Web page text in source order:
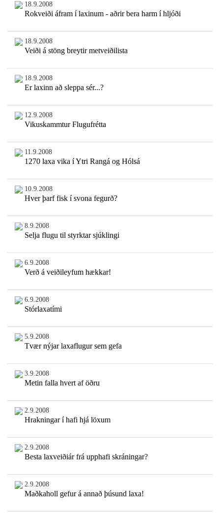
18.9.2008
Rokveiði áfram í laxinum - aðrir bera harm í hljóði
18.9.2008
Veiði á stöng breytir metveiðilista
18.9.2008
Er laxinn að sleppa sér...?
12.9.2008
Vikuskammtur Flugufrétta
11.9.2008
1270 laxa vika í Ytri Rangá og Hólsá
10.9.2008
Hver þarf fisk í svona fegurð?
8.9.2008
Selja flugu til styrktar sjúklingi
6.9.2008
Verð á veiðileyfum hækkar!
6.9.2008
Stórlaxatími
5.9.2008
Tvær nýjar laxaflugur sem gefa
3.9.2008
Metin falla hvert af öðru
2.9.2008
Hrakningar í hafi hjá löxum
2.9.2008
Besta laxveiðiár frá upphafi skráningar?
2.9.2008
Maðkaholl gefur á annað þúsund laxa!